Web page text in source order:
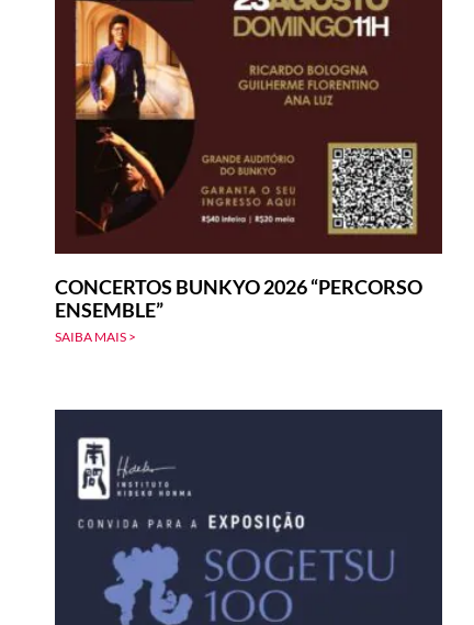
CONCERTOS BUNKYO 2026 “PERCORSO
ENSEMBLE”
SAIBA MAIS >